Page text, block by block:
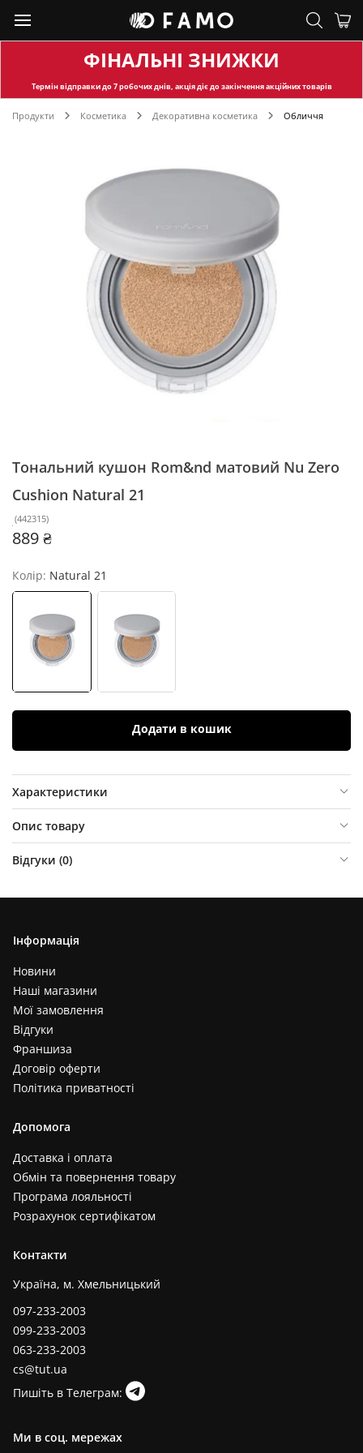
ФІНАЛЬНІ ЗНИЖКИ
Термін відправкидо 7 робочих днів, акція діє до закінчення акційних товарів
Продукти Косметика Декоративна косметика Обличчя
Тональний кушон Rom&nd матовий Nu Zero
Cushion Natural 21
(442315)
889 ₴
Колір: Natural 21
Додати в кошик
Характеристики
Опис товару
Відгуки (0)
Інформація
Новини
Наші магазини
Мої замовлення
Відгуки
Франшиза
Договір оферти
Політика приватності
Допомога
Доставка і оплата
Обмін та повернення товару
Програма лояльності
Розрахунок сертифікатом
Контакти
Україна, м. Хмельницький
097-233-2003
099-233-2003
063-233-2003
cs@tut.ua
Пишіть в Телеграм:
Ми в соц. мережах